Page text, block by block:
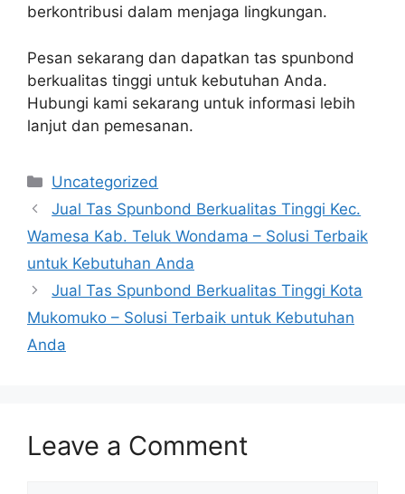
berkontribusi dalam menjaga lingkungan.
Pesan sekarang dan dapatkan tas spunbond
berkualitas tinggi untuk kebutuhan Anda.
Hubungi kami sekarang untuk informasi lebih
lanjut dan pemesanan.
Categories
Uncategorized
Jual Tas Spunbond Berkualitas Tinggi Kec.
Wamesa Kab. Teluk Wondama – Solusi Terbaik
untuk Kebutuhan Anda
Jual Tas Spunbond Berkualitas Tinggi Kota
Mukomuko – Solusi Terbaik untuk Kebutuhan
Anda
Leave a Comment